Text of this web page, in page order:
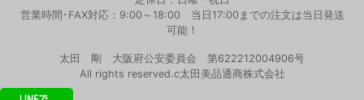
営業時間･FAX対応：9:00～18:00 当日17:00までの注文は当日発送
可能！
太田 剛 大阪府公安委員会 第622212004906号
All rights reserved.c太田美品通商株式会社